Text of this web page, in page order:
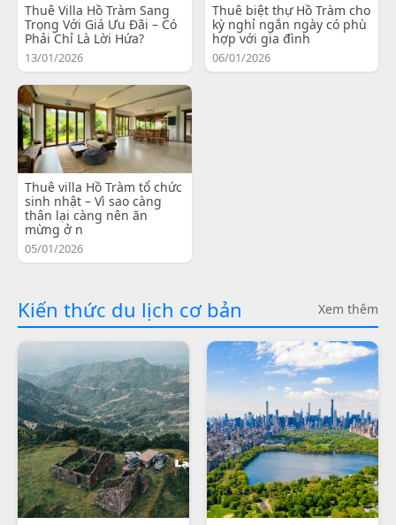
Thuê Villa Hồ Tràm Sang
Trọng Với Giá Ưu Đãi – Có
Phải Chỉ Là Lời Hứa?
13/01/2026
Thuê biệt thự Hồ Tràm cho
kỳ nghỉ ngắn ngày có phù
hợp với gia đình
06/01/2026
Thuê villa Hồ Tràm tổ chức
sinh nhật – Vì sao càng
thân lại càng nên ăn
mừng ở n
05/01/2026
Kiến thức du lịch cơ bản Xem thêm